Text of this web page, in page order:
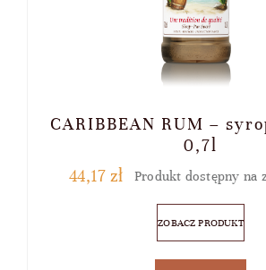
CARIBBEAN RUM –
0,7l
44,17 zł Produkt dostępny na
ZOBACZ PRODUKT